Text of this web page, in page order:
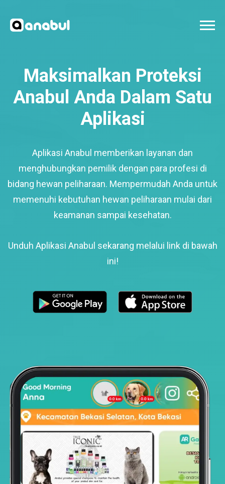
Maksimalkan Proteksi
Anabul Anda Dalam Satu
Aplikasi
Aplikasi Anabul memberikan layanan dan
menghubungkan pemilik dengan para profesi di
bidang hewan peliharaan. Mempermudah Anda untuk
memenuhi kebutuhan hewan peliharaan mulai dari
keamanan sampai kesehatan.
Unduh Aplikasi Anabul sekarang melalui link di bawah
ini!